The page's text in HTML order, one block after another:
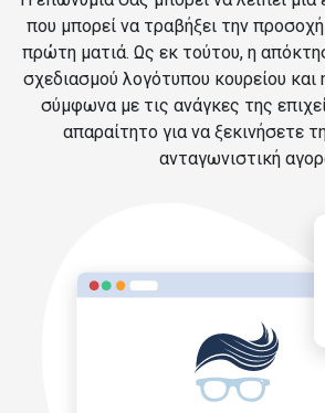
που μπορεί να τραβήξει την
πρώτη ματιά. Ως εκ τούτου, η
σχεδιασμού λογότυπου κουρείου και
σύμφωνα με τις ανάγκες της
απαραίτητο για να ξεκινήσετε
ανταγωνιστική